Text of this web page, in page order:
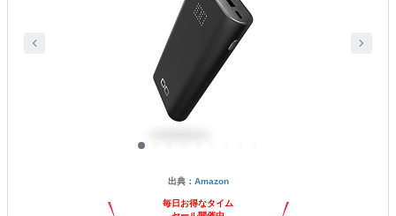
出典： Amazon
毎日お得なタイム